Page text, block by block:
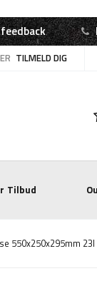
TILMELD DIG
Tilbud
550x250x295mm 23l